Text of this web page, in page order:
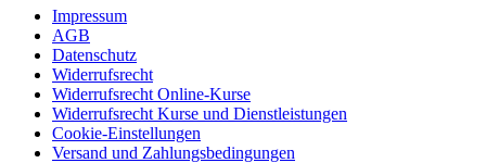
Impressum
AGB
Datenschutz
Widerrufsrecht
Widerrufsrecht Online-Kurse
Widerrufsrecht Kurse und Dienstleistungen
Cookie-Einstellungen
Versand und Zahlungsbedingungen